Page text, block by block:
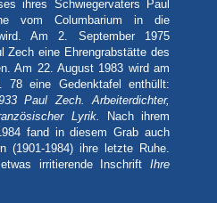
ihres Schwiegervaters Paul
vom Columbarium in die
Am 2. September 1975
Zech eine Ehrengrabstätte des
Am 22. August 1983 wird am
78 eine Gedenktafel enthüllt:
Paul Zech. Arbeiterdichter,
Lyrik.
Nach ihrem
fand in diesem Grab auch
(1901-1984) ihre letzte Ruhe.
irritierende Inschrift Ihre